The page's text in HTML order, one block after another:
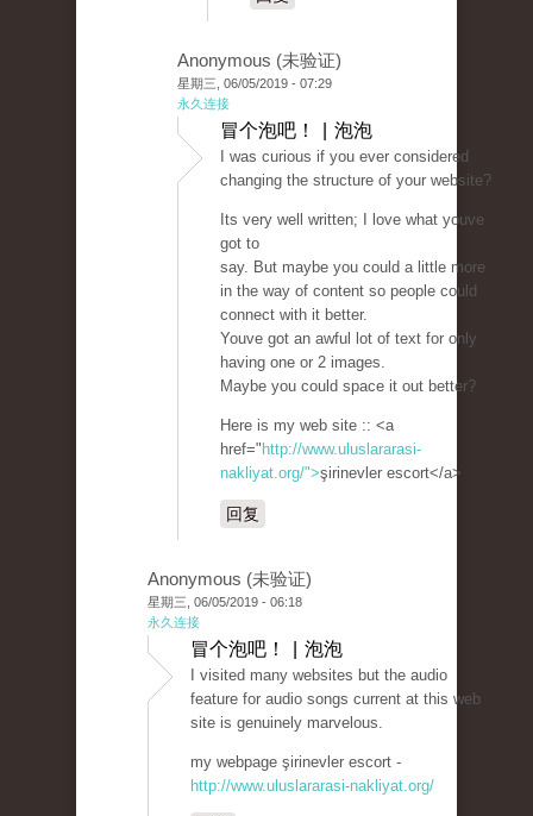
Anonymous (未验证)
星期三, 06/05/2019 - 07:29
永久连接
冒个泡吧！ | 泡泡
I was curious if you ever considered
changing the structure of your website?
Its very well written; I love what youve
got to
say. But maybe you could a little more
in the way of content so people could
connect with it better.
Youve got an awful lot of text for only
having one or 2 images.
Maybe you could space it out better?
Here is my web site :: <a
href=" http://www.uluslararasi-
nakliyat.org/">şirinevler escort</a>
回复
Anonymous (未验证)
星期三, 06/05/2019 - 06:18
永久连接
冒个泡吧！ | 泡泡
I visited many websites but the audio
feature for audio songs current at this web
site is genuinely marvelous.
my webpage şirinevler escort -
http://www.uluslararasi-nakliyat.org/